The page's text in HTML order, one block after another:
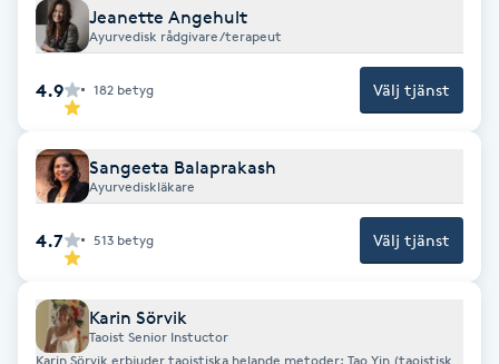
Frekvensterapi
Friskvårdsmassage
Frisör
Funktionsanalys
Färgning
Jeanette Angehult
Ayurvedisk rådgivare/terapeut
4.9 182 betyg Välj tjänst
Sangeeta Balaprakash
Ayurvediskläkare
4.7 513 betyg Välj tjänst
Karin Sörvik
Taoist Senior Instuctor
Karin Sörvik erbjuder taoistiska helande metoder: Tao Yin (taoistisk